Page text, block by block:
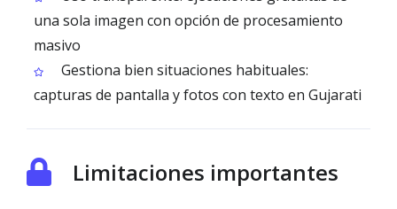
una sola imagen con opción de procesamiento
masivo
Gestiona bien situaciones habituales:
capturas de pantalla y fotos con texto en Gujarati
Limitaciones importantes